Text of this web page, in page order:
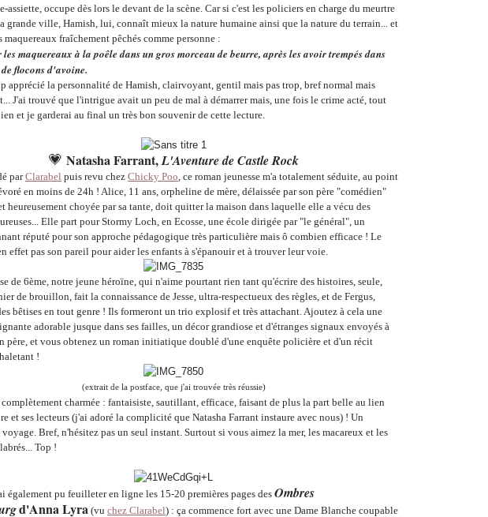
assiette, occupe dès lors le devant de la scène. Car si c'est les policiers en charge du meurtre
grande ville, Hamish, lui, connaît mieux la nature humaine ainsi que la nature du terrain... et
fraîchement pêchés comme personne :
maquereaux à la poêle dans un gros morceau de beurre, après les avoir trempés dans
flocons d'avoine.
apprécié la personnalité de Hamish, clairvoyant, gentil mais pas trop, bref normal mais
J'ai trouvé que l'intrigue avait un peu de mal à démarrer mais, une fois le crime acté, tout
et je garderai au final un très bon souvenir de cette lecture.
💗 Natasha Farrant,L'Aventure de Castle Rock
parClarabel puis revu chez Chicky Poo, ce roman jeunesse m'a totalement séduite, au point
en moins de 24h ! Alice, 11 ans, orpheline de mère, délaissée par son père "comédien"
heureusement choyée par sa tante, doit quitter la maison dans laquelle elle a vécu des
Elle part pour Stormy Loch, en Ecosse, une école dirigée par "le général", un
réputé pour son approche pédagogique très particulière mais ô combien efficace ! Le
effet pas son pareil pour aider les enfants à s'épanouir et à trouver leur voie.
de 6ème, notre jeune héroïne, qui n'aime pourtant rien tant qu'écrire des histoires, seule,
de brouillon, fait la connaissance de Jesse, ultra-respectueux des règles, et de Fergus,
bêtises en tout genre ! Ils formeront un trio explosif et très attachant. Ajoutez à cela une
adorable jusque dans ses failles, un décor grandiose et d'étranges signaux envoyés à
père, et vous obtenez un roman initiatique doublé d'une enquête policière et d'un récit
!
(extrait de la postface, que j'ai trouvée très réussie)
charmée : fantaisiste, sautillant, efficace, faisant de plus la part belle au lien
et ses lecteurs (j'ai adoré la complicité que Natasha Farrant instaure avec nous) ! Un
Bref, n'hésitez pas un seul instant. Surtout si vous aimez la mer, les macareux et les
Top !
également pu feuilleter en ligne les 15-20 premières pages des Ombres
d'Anna Lyra (vu chez Clarabel) : ça commence fort avec une Dame Blanche coupable